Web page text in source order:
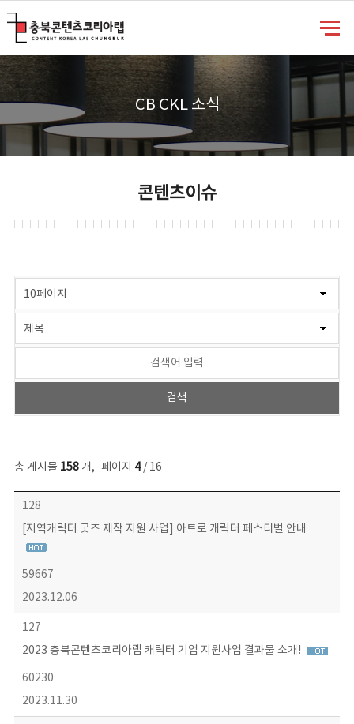
CB CKL 소식
콘텐츠이슈
총 게시물 158개, 페이지 4/ 16
콘텐츠이슈 목록 - 번호, 제목, 작성자, 파일, 조회수, 작성일 정보 제공
128
[지역캐릭터 굿즈 제작 지원 사업] 아트로 캐릭터 페스티벌 안내
59667
2023.12.06
127
2023 충북콘텐츠코리아랩 캐릭터 기업 지원사업 결과물 소개!
60230
2023.11.30